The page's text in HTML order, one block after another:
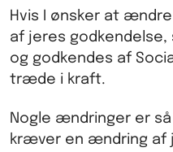
Hvis I ønsker at
af jeres
og godkendes af
træde i kraft.
Nogle ændringer er
kræver en ændring af